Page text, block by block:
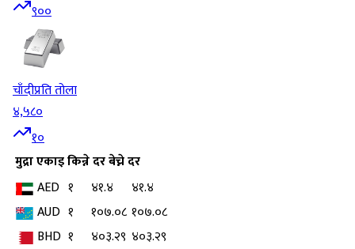
९००
चाँदीप्रति तोला
४,५८०
१०
मुद्राएकाइकिन्ने दरबेच्ने दर
AED १ ४१.४
४१.४
AUD १ १०७.०८ १०७.०८
BHD १ ४०३.२९ ४०३.२९